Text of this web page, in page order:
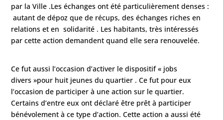
par la Ville .Les échanges ont été particulièrement denses :
autant de dépoz que de récups, des échanges riches en
relations et en solidarité . Les habitants, très intéressés
par cette action demandent quand elle sera renouvelée.
Ce fut aussi l’occasion d’activer le dispositif « jobs
divers »pour huit jeunes du quartier . Ce fut pour eux
l’occasion de participer à une action sur le quartier.
Certains d’entre eux ont déclaré être prêt à participer
bénévolement à ce type d’action. Cette action a aussi été